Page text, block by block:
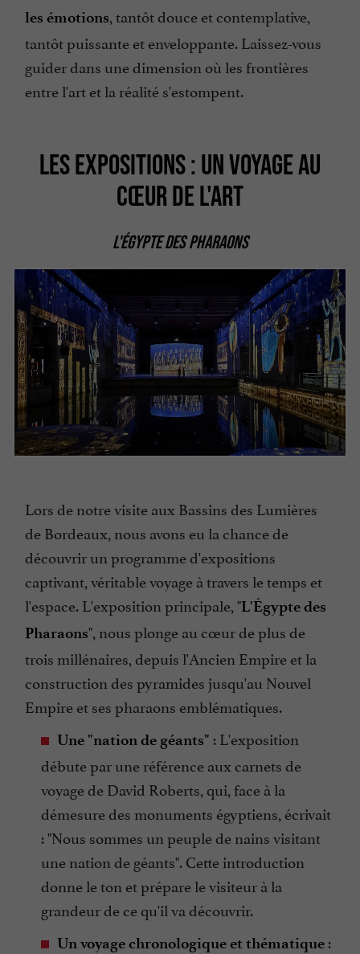
les émotions, tantôt douce et contemplative,
tantôt puissante et enveloppante. Laissez-vous
guider dans une dimension où les frontières
entre l'art et la réalité s'estompent.
LES EXPOSITIONS : UN VOYAGE AU
CŒUR DE L'ART
L'ÉGYPTE DES PHARAONS
Lors de notre visite aux Bassins des Lumières
de Bordeaux, nous avons eu la chance de
découvrir un programme d'expositions
captivant, véritable voyage à travers le temps et
l'espace. L'exposition principale, "L'Égypte des
Pharaons", nous plonge au cœur de plus de
trois millénaires, depuis l'Ancien Empire et la
construction des pyramides jusqu'au Nouvel
Empire et ses pharaons emblématiques.
Une "nation de géants" : L'exposition
débute par une référence aux carnets de
voyage de David Roberts, qui, face à la
démesure des monuments égyptiens, écrivait
: "Nous sommes un peuple de nains visitant
une nation de géants". Cette introduction
donne le ton et prépare le visiteur à la
grandeur de ce qu'il va découvrir.
Un voyage chronologique et thématique :